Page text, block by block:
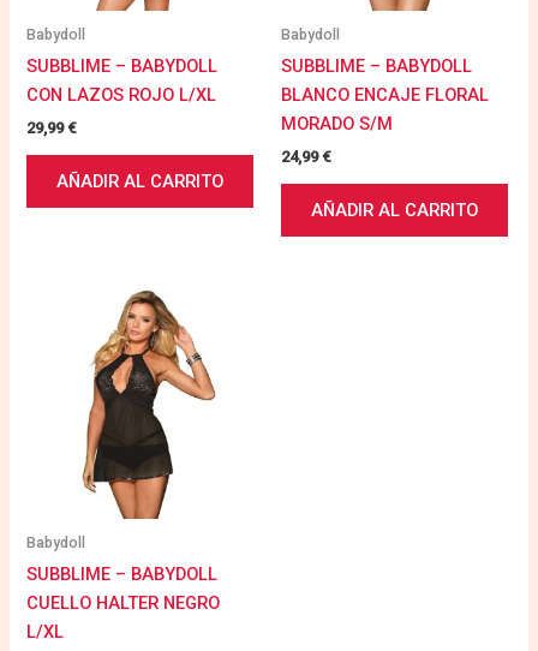
Babydoll
SUBBLIME – BABYDOLL
CON LAZOS ROJO L/XL
29,99€
AÑADIR AL CARRITO
Babydoll
SUBBLIME – BABYDOLL
BLANCO ENCAJE FLORAL
MORADO S/M
24,99€
AÑADIR AL CARRITO
Babydoll
SUBBLIME – BABYDOLL
CUELLO HALTER NEGRO
L/XL